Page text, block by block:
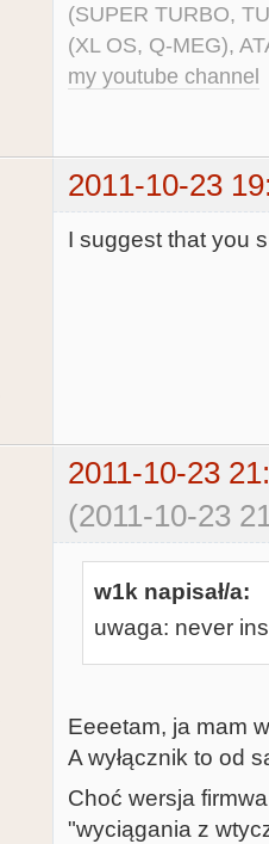
(SUPER TURBO,
(XL OS, Q-MEG),
my youtube channel
2011-10-23
I suggest that you
2011-10-23
(2011-10-23
w1k napisał/a:
uwaga: never
Eeeetam, ja mam
A wyłącznik to od
Choć wersja
"wyciągania z